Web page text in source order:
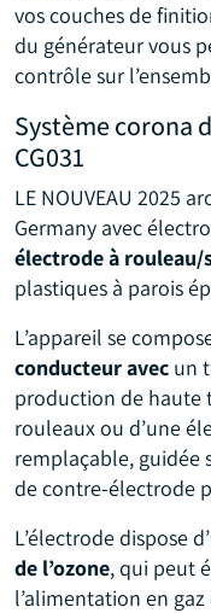
vos couches de
du générateur vous
contrôle sur
Système corona
CG031
LE NOUVEAU 2025
Germany avec
électrode à
plastiques à parois
L’appareil se
conducteur avec un
production de haute
rouleaux ou d’une
remplaçable, guidée
de contre-électrode
L’électrode dispose
de l’ozone, qui peut
l’alimentation en